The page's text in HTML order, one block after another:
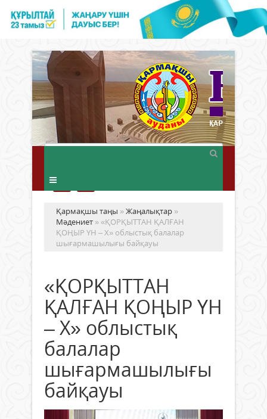
Қармақшы таңы »Жаңалықтар »
Мәдениет » «ҚОРҚЫТТАН ҚАЛҒАН
ҚОҢЫР ҮН – Х» облыстық балалар
шығармашылығы байқауы
«ҚОРҚЫТТАН
ҚАЛҒАН ҚОҢЫР ҮН
– Х» облыстық
балалар
шығармашылығы
байқауы